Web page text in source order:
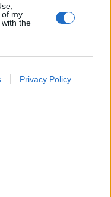
of my
the
Privacy Policy